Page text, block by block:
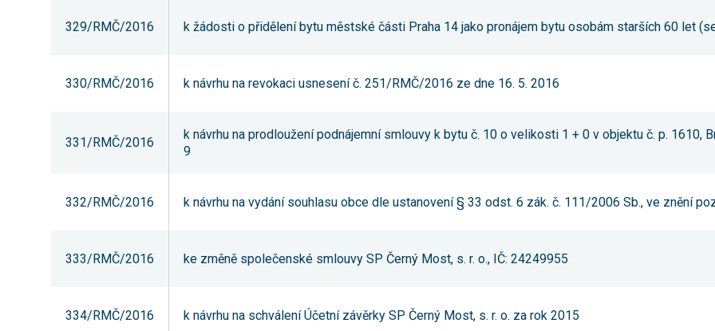
329/RMČ/2016 k žádosti o přidělení bytu městské části Praha 14 jako pronájem bytu osobám starších 60 let
330/RMČ/2016 k návrhu na revokaci usnesení č. 251/RMČ/2016 ze dne 16. 5. 2016
331/RMČ/2016
k návrhu na prodloužení podnájemní smlouvy k bytu č. 10 o velikosti 1 + 0 v objektu č. p. 1610,
9
332/RMČ/2016 k návrhu na vydání souhlasu obce dle ustanovení § 33 odst. 6 zák. č. 111/2006 Sb., ve znění
333/RMČ/2016 ke změně společenské smlouvy SP Černý Most, s. r. o., IČ: 24249955
334/RMČ/2016 k návrhu na schválení Účetní závěrky SP Černý Most, s. r. o. za rok 2015
našeho webu.
Pokud
možnost
opatření.
soubory cookie
abychom